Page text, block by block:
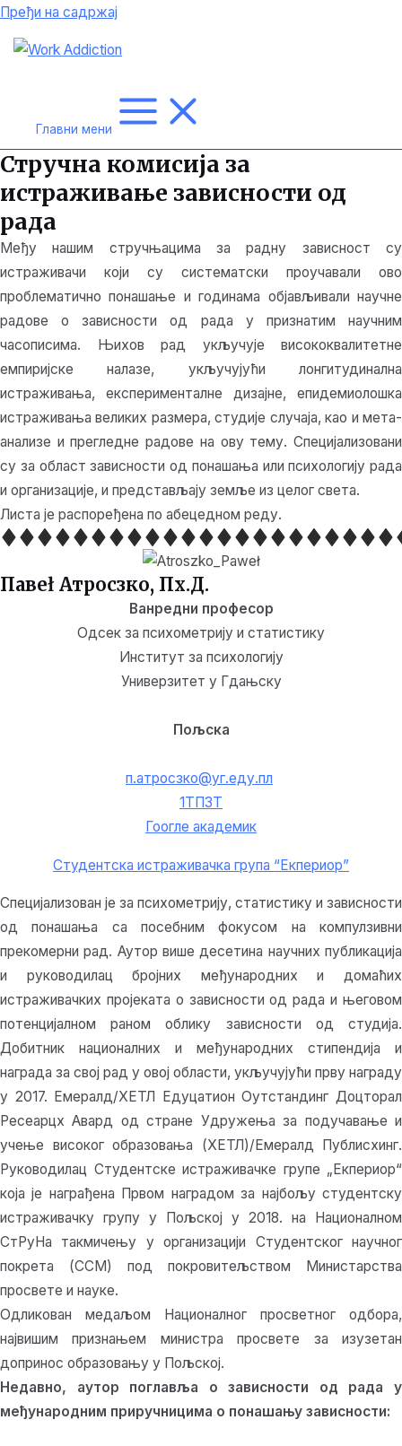
Пређи на садржај
Главни мени
Стручна комисија за
истраживање зависности од
рада
Међу нашим стручњацима за радну зависност су
истраживачи који су систематски проучавали ово
проблематично понашање и годинама објављивали научне
радове о зависности од рада у признатим научним
часописима. Њихов рад укључује висококвалитетне
емпиријске налазе, укључујући лонгитудинална
истраживања, експерименталне дизајне, епидемиолошка
истраживања великих размера, студије случаја, као и мета-
анализе и прегледне радове на ову тему. Специјализовани
су за област зависности од понашања или психологију рада
и организације, и представљају земље из целог света.
Листа је распоређена по абецедном реду.
Павеł Атросзко, Пх.Д.
Ванредни професор
Одсек за психометрију и статистику
Институт за психологију
Универзитет у Гдањску
Пољска
п.атросзко@уг.еду.пл
1ТП3Т
Гоогле академик
Студентска истраживачка група “Екпериор”
Специјализован је за психометрију, статистику и зависности
од понашања са посебним фокусом на компулзивни
прекомерни рад. Аутор више десетина научних публикација
и руководилац бројних међународних и домаћих
истраживачких пројеката о зависности од рада и његовом
потенцијалном раном облику зависности од студија.
Добитник националних и међународних стипендија и
награда за свој рад у овој области, укључујући прву награду
у 2017. Емералд/ХЕТЛ Едуцатион Оутстандинг Доцторал
Ресеарцх Авард од стране Удружења за подучавање и
учење високог образовања (ХЕТЛ)/Емералд Публисхинг.
Руководилац Студентске истраживачке групе „Екпериор“
која је награђена Првом наградом за најбољу студентску
истраживачку групу у Пољској у 2018. на Националном
СтРуНа такмичењу у организацији Студентског научног
покрета (ССМ) под покровитељством Министарства
просвете и науке.
Одликован медаљом Националног просветног одбора,
највишим признањем министра просвете за изузетан
допринос образовању у Пољској.
Недавно, аутор поглавља о зависности од рада у
међународним приручницима о понашању зависности: